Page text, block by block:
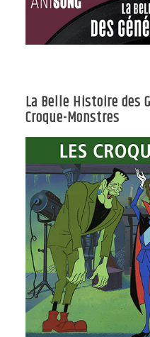
La Belle Histoire des
Croque-Monstres